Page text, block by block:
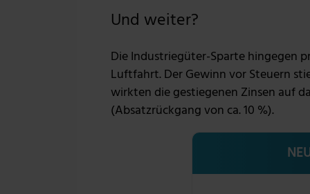
Und weiter?
Die Industriegüter-Sparte hingegen
Luftfahrt. Der Gewinn vor Steuern
wirkten die gestiegenen Zinsen auf
(Absatzrückgang von ca. 10 %).